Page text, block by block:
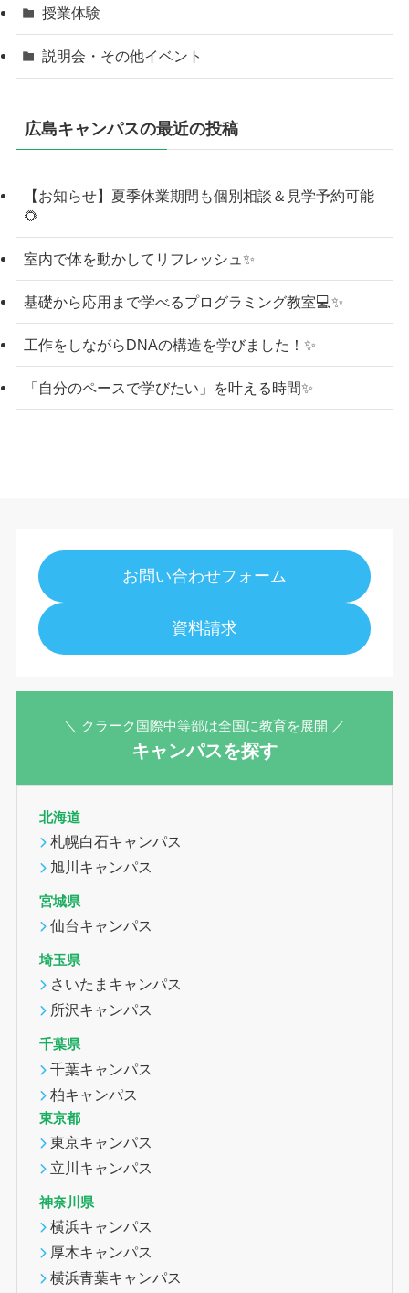
授業体験
説明会・その他イベント
広島キャンパスの最近の投稿
【お知らせ】夏季休業期間も個別相談＆見学予約可能
🌻
室内で体を動かしてリフレッシュ✨
基礎から応用まで学べるプログラミング教室💻✨
工作をしながらDNAの構造を学びました！✨
「自分のペースで学びたい」を叶える時間✨
お問い合わせフォーム
資料請求
＼ クラーク国際中等部は全国に教育を展開 ／
キャンパスを探す
北海道
札幌白石キャンパス
旭川キャンパス
宮城県
仙台キャンパス
埼玉県
さいたまキャンパス
所沢キャンパス
千葉県
千葉キャンパス
柏キャンパス
東京都
東京キャンパス
立川キャンパス
神奈川県
横浜キャンパス
厚木キャンパス
横浜青葉キャンパス